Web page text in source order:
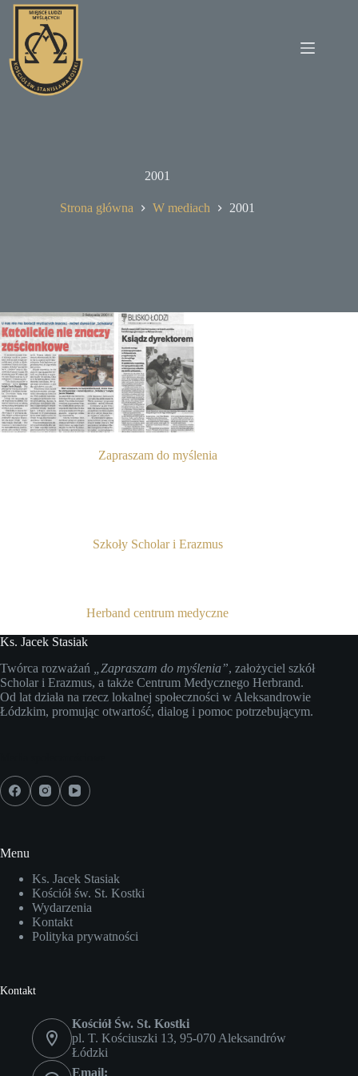
Przejdź
2001
Strona główna W mediach 2001
Zapraszam do myślenia
Szkoły Scholar i Erazmus
Herband centrum medyczne
Ks. Jacek Stasiak
Twórca rozważań
„Zapraszam do myślenia”, założyciel szkół
Scholar i Erazmus, a także Centrum Medycznego Herbrand.
Od lat działa na rzecz lokalnej społeczności w Aleksandrowie
Łódzkim, promując otwartość, dialog i pomoc potrzebującym.
Menu
Ks. Jacek Stasiak
Kościół św. St. Kostki
Wydarzenia
Kontakt
Polityka prywatności
Kontakt
Kościół Św. St. Kostki
pl. T. Kościuszki 13, 95-070 Aleksandrów
Łódzki
Email: